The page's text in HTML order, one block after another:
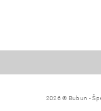
2026 © Bubun -